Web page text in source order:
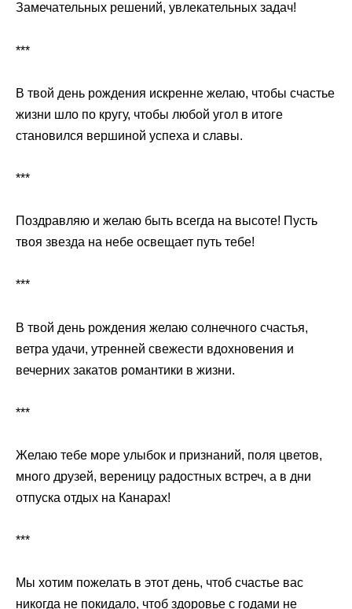
Замечательных решений, увлекательных задач!
***
В твой день рождения искренне желаю, чтобы счастье
жизни шло по кругу, чтобы любой угол в итоге
становился вершиной успеха и славы.
***
Поздравляю и желаю быть всегда на высоте! Пусть
твоя звезда на небе освещает путь тебе!
***
В твой день рождения желаю солнечного счастья,
ветра удачи, утренней свежести вдохновения и
вечерних закатов романтики в жизни.
***
Желаю тебе море улыбок и признаний, поля цветов,
много друзей, вереницу радостных встреч, а в дни
отпуска отдых на Канарах!
***
Мы хотим пожелать в этот день, чтоб счастье вас
никогда не покидало, чтоб здоровье с годами не